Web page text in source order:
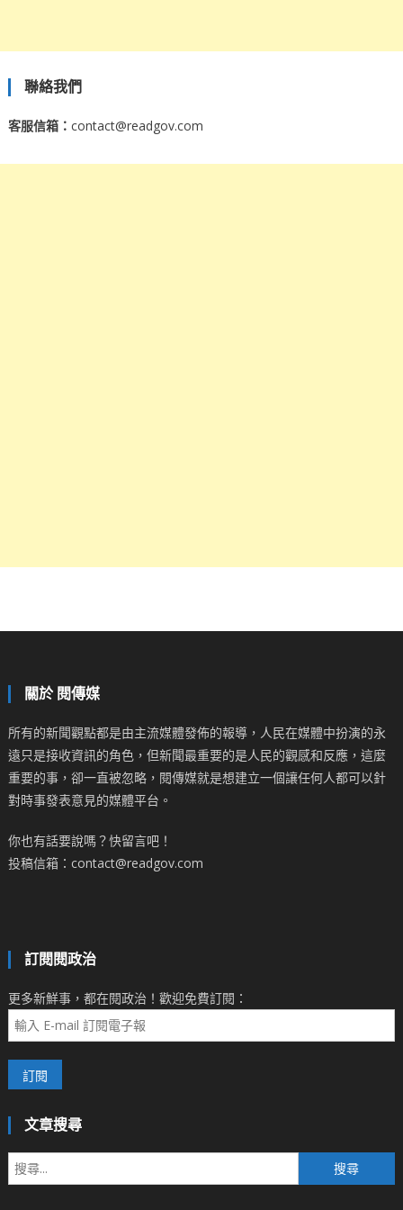
聯絡我們
客服信箱： contact@readgov.com
關於 閱傳媒
所有的新聞觀點都是由主流媒體發佈的報導，人民在媒體中扮演的永
遠只是接收資訊的角色，但新聞最重要的是人民的觀感和反應，這麼
重要的事，卻一直被忽略，閱傳媒就是想建立一個讓任何人都可以針
對時事發表意見的媒體平台。
你也有話要說嗎？快留言吧！
投稿信箱：contact@readgov.com
訂閱閱政治
更多新鮮事，都在閱政治！歡迎免費訂閱：
文章搜尋
尋